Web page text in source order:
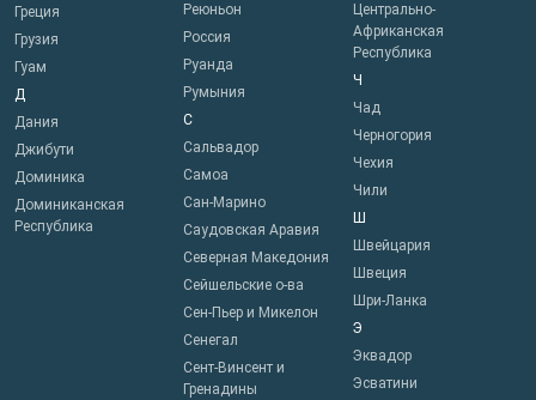
Греция
Грузия
Гуам
Д
Дания
Джибути
Доминика
Доминиканская
Республика
Реюньон
Россия
Руанда
Румыния
С
Сальвадор
Самоа
Сан-Марино
Саудовская Аравия
Северная Македония
Сейшельские о-ва
Сен-Пьер и Микелон
Сенегал
Сент-Винсент и
Гренадины
Центрально-
Африканская
Республика
Ч
Чад
Черногория
Чехия
Чили
Ш
Швейцария
Швеция
Шри-Ланка
Э
Эквадор
Эсватини